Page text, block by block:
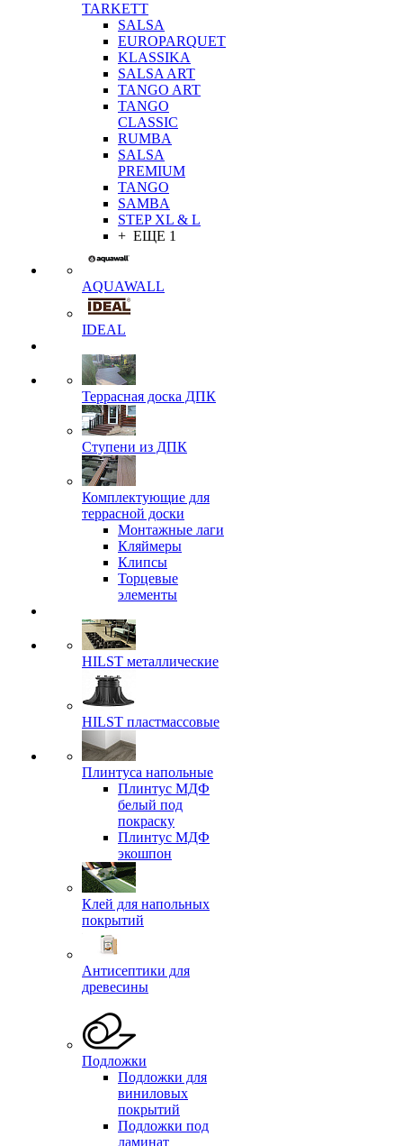
TARKETT
SALSA
EUROPARQUET
KLASSIKA
SALSA ART
TANGO ART
TANGO
CLASSIC
RUMBA
SALSA
PREMIUM
TANGO
SAMBA
STEP XL & L
+ ЕЩЕ 1
AQUAWALL
IDEAL
Террасная доска ДПК
Ступени из ДПК
Комплектующие для
террасной доски
Монтажные лаги
Кляймеры
Клипсы
Торцевые
элементы
HILST металлические
HILST пластмассовые
Плинтуса напольные
Плинтус МДФ
белый под
покраску
Плинтус МДФ
экошпон
Клей для напольных
покрытий
Антисептики для
древесины
Подложки
Подложки для
виниловых
покрытий
Подложки под
ламинат